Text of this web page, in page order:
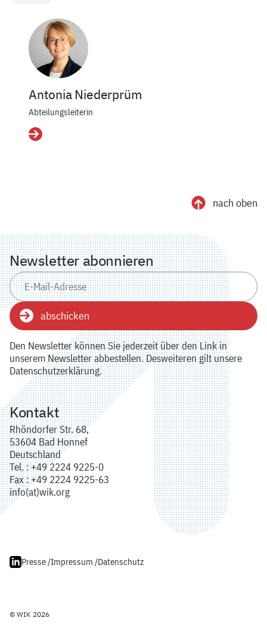
Antonia Niederprüm
Abteilungsleiterin
Details
nach oben
Newsletter abonnieren
abschicken
Den Newsletter können Sie jederzeit über den Link in
unserem Newsletter abbestellen. Desweiteren gilt unsere
Datenschutzerklärung.
Kontakt
Rhöndorfer Str. 68,
53604 Bad Honnef
Deutschland
Tel. : +49 2224 9225-0
Fax : +49 2224 9225-63
info(at)wik.org
Presse /Impressum /Datenschutz
© WIK 2026